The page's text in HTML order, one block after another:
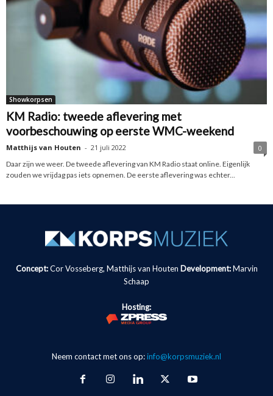
Showkorpsen
KM Radio: tweede aflevering met
voorbeschouwing op eerste WMC-weekend
Matthijs van Houten - 21 juli 2022
0
Daar zijn we weer. De tweede aflevering van KM Radio staat online. Eigenlijk
zouden we vrijdag pas iets opnemen. De eerste aflevering was echter...
Concept:Cor Vosseberg, Matthijs van Houten Development: Marvin
Schaap
Hosting:
Neem contact met ons op:info@korpsmuziek.nl